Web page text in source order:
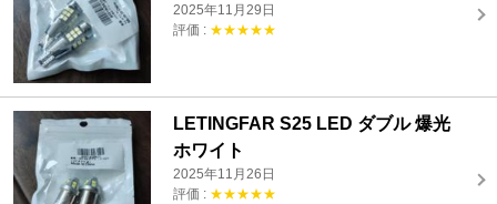
2025年11月29日
評価 : ★★★★★
LETINGFAR S25 LED ダブル 爆光
ホワイト
2025年11月26日
評価 : ★★★★★